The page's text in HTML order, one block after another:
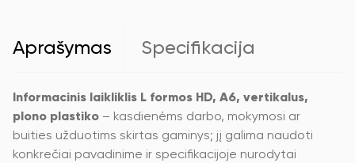
plastiko
Aprašymas Specifikacija
Informacinis laikliklis L formos HD, A6, vertikalus,
plono plastiko – kasdienėms darbo, mokymosi ar
buities užduotims skirtas gaminys; jį galima naudoti
konkrečiai pavadinime ir specifikacijoje nurodytai